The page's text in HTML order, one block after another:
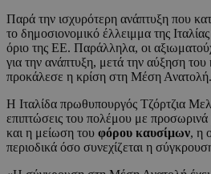
Παρά την ισχυρότερη ανάπτυξη που
το δημοσιονομικό έλλειμμα της
όριο της ΕΕ. Παράλληλα, οι
για την ανάπτυξη, μετά την αύξηση
προκάλεσε η κρίση στη Μέση Ανατολή.
Η Ιταλίδα πρωθυπουργός Τζόρτζια
επιπτώσεις του πολέμου με
και η μείωση του φόρου καυσίμων, η
περιοδικά όσο συνεχίζεται η